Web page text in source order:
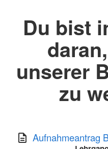
Du bist
unserer
zu
Aufnahmeantrag